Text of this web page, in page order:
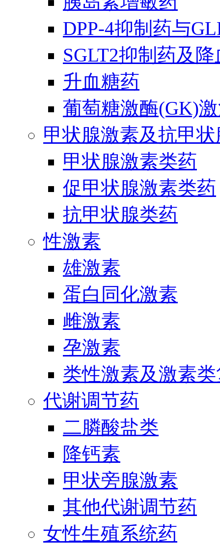
DPP-4抑制药与
SGLT2抑制药及
升血糖药
葡萄糖激酶(GK)
甲状腺激素及抗甲
甲状腺激素类药
促甲状腺激素类药
抗甲状腺类药
性激素
雄激素
蛋白同化激素
雌激素
孕激素
类性激素及激素
代谢调节药
二膦酸盐类
降钙素
甲状旁腺激素
其他代谢调节药
女性生殖系统药